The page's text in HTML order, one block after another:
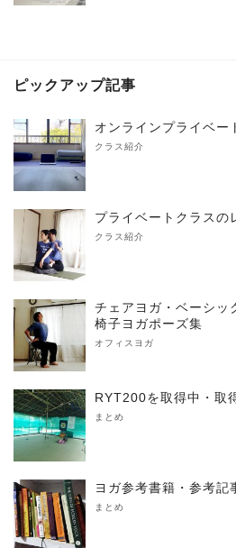
ピックアップ記事
オンラインプライベー
クラス紹介
プライベートクラスの
クラス紹介
チェアヨガ・ベーシッ
椅子ヨガポーズ集
オフィスヨガ
RYT200を取得中・取
まとめ
ヨガ参考書籍・参考記
まとめ